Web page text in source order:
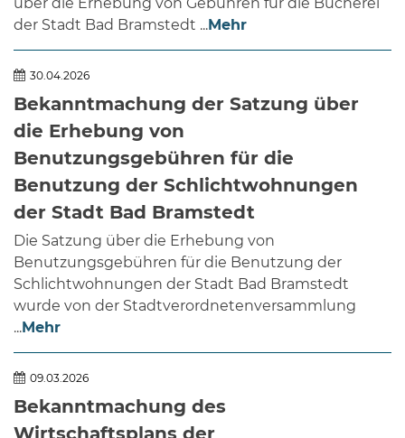
der Stadt Bad Bramstedt ...Mehr
30.04.2026
Bekanntmachung der Satzung über
die Erhebung von
Benutzungsgebühren für die
Benutzung der Schlichtwohnungen
der Stadt Bad Bramstedt
Die Satzung über die Erhebung von
Benutzungsgebühren für die Benutzung der
Schlichtwohnungen der Stadt Bad Bramstedt
wurde von der Stadtverordnetenversammlung
...Mehr
09.03.2026
Bekanntmachung des
Wirtschaftsplans der